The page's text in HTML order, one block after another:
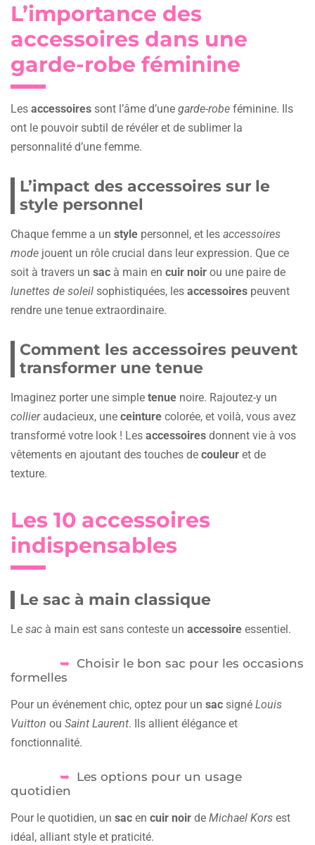
L’importance des
accessoires dans une
garde-robe féminine
Les accessoires sont l’âme d’une garde-robe féminine. Ils
ont le pouvoir subtil de révéler et de sublimer la
personnalité d’une femme.
L’impact des accessoires sur le
style personnel
Chaque femme a un style personnel, et les accessoires
mode jouent un rôle crucial dans leur expression. Que ce
soit à travers un sac à main en cuir noir ou une paire de
lunettes de soleil sophistiquées, les accessoires peuvent
rendre une tenue extraordinaire.
Comment les accessoires peuvent
transformer une tenue
Imaginez porter une simple tenue noire. Rajoutez-y un
collieraudacieux, une ceinture colorée, et voilà, vous avez
transformé votre look ! Les accessoires donnent vie à vos
vêtements en ajoutant des touches de couleur et de
texture.
Les 10 accessoires
indispensables
Le sac à main classique
Le sac à main est sans conteste un accessoire essentiel.
Choisir le bon sac pour les occasions
formelles
Pour un événement chic, optez pour un sac signé Louis
Vuitton ou Saint Laurent. Ils allient élégance et
fonctionnalité.
Les options pour un usage
quotidien
Pour le quotidien, un sac en cuir noir de Michael Kors est
idéal, alliant style et praticité.